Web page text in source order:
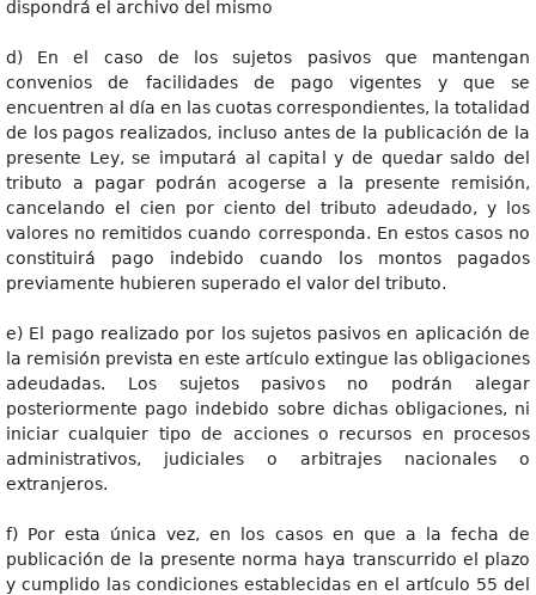
dispondrá el archivo del mismo
d) En el caso de los sujetos pasivos que mantengan
convenios de facilidades de pago vigentes y que se
encuentren al día en las cuotas correspondientes, la totalidad
de los pagos realizados, incluso antes de la publicación de la
presente Ley, se imputará al capital y de quedar saldo del
tributo a pagar podrán acogerse a la presente remisión,
cancelando el cien por ciento del tributo adeudado, y los
valores no remitidos cuando corresponda. En estos casos no
constituirá pago indebido cuando los montos pagados
previamente hubieren superado el valor del tributo.
e) El pago realizado por los sujetos pasivos en aplicación de
la remisión prevista en este artículo extingue las obligaciones
adeudadas. Los sujetos pasivos no podrán alegar
posteriormente pago indebido sobre dichas obligaciones, ni
iniciar cualquier tipo de acciones o recursos en procesos
administrativos, judiciales o arbitrajes nacionales o
extranjeros.
f) Por esta única vez, en los casos en que a la fecha de
publicación de la presente norma haya transcurrido el plazo
y cumplido las condiciones establecidas en el artículo 55 del